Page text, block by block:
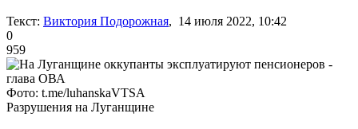
Текст: Виктория Подорожная, 14 июля 2022, 10:42
0
959
Фото: t.me/luhanskaVTSA
Разрушения на Луганщине